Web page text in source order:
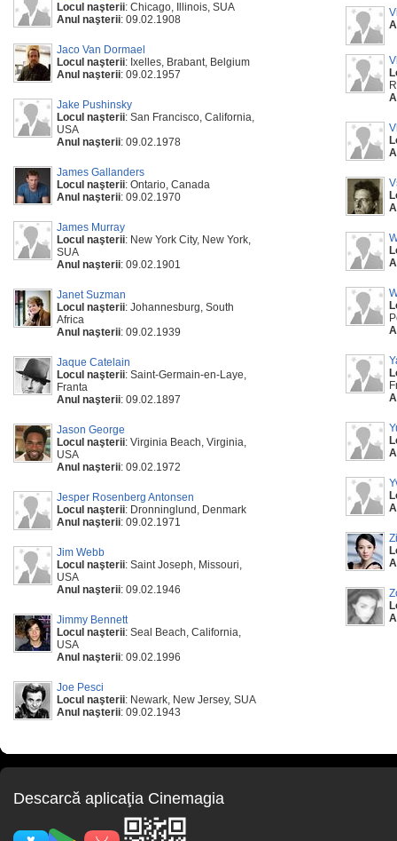
Locul naşterii: Chicago, Illinois, SUA
Anul naşterii: 09.02.1908
Jaco Van Dormael
Locul naşterii: Ixelles, Brabant, Belgium
Anul naşterii: 09.02.1957
Jake Pushinsky
Locul naşterii: San Francisco, California,
USA
Anul naşterii: 09.02.1978
James Gallanders
Locul naşterii: Ontario, Canada
Anul naşterii: 09.02.1970
James Murray
Locul naşterii: New York City, New York,
SUA
Anul naşterii: 09.02.1901
Janet Suzman
Locul naşterii: Johannesburg, South
Africa
Anul naşterii: 09.02.1939
Jaque Catelain
Locul naşterii: Saint-Germain-en-Laye,
Franta
Anul naşterii: 09.02.1897
Jason George
Locul naşterii: Virginia Beach, Virginia,
USA
Anul naşterii: 09.02.1972
Jesper Rosenberg Antonsen
Locul naşterii: Dronninglund, Denmark
Anul naşterii: 09.02.1971
Jim Webb
Locul naşterii: Saint Joseph, Missouri,
USA
Anul naşterii: 09.02.1946
Jimmy Bennett
Locul naşterii: Seal Beach, California,
USA
Anul naşterii: 09.02.1996
Joe Pesci
Locul naşterii: Newark, New Jersey, SUA
Anul naşterii: 09.02.1943
Descarcă aplicaţia Cinemagia